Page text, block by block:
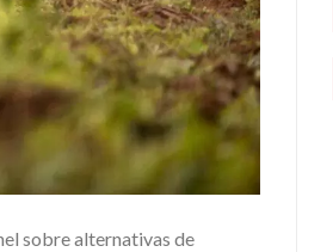
sobre alternativas de